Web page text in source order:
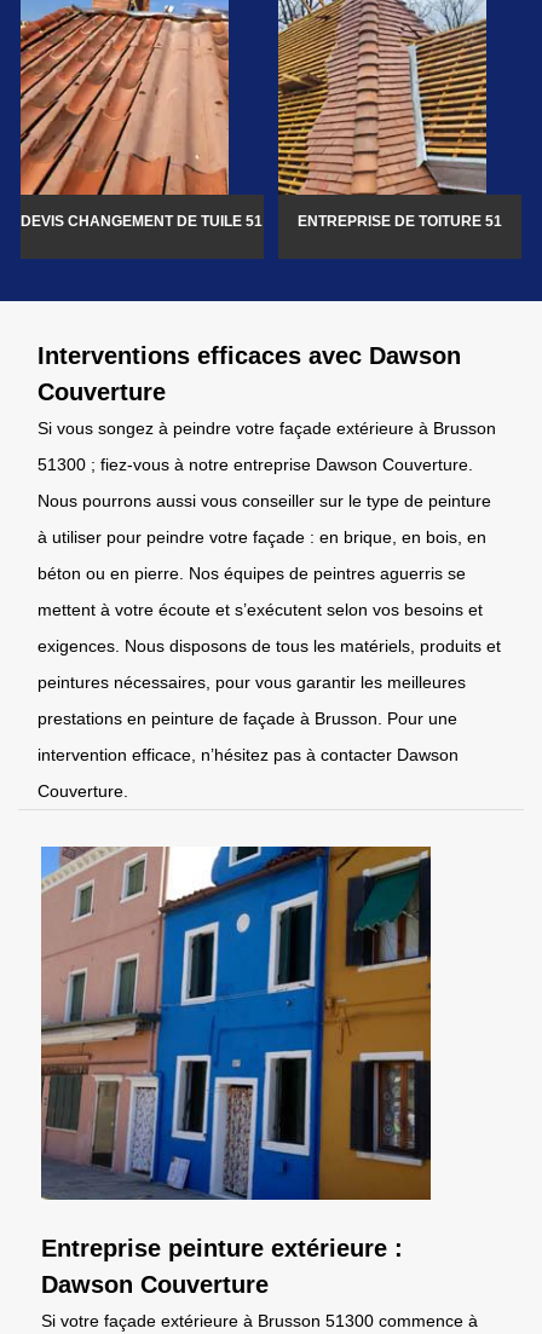
DEVIS CHANGEMENT DE TUILE 51 ENTREPRISE DE TOITURE 51
Interventions efficaces avec Dawson
Couverture
Si vous songez à peindre votre façade extérieure à Brusson
51300 ; fiez-vous à notre entreprise Dawson Couverture.
Nous pourrons aussi vous conseiller sur le type de peinture
à utiliser pour peindre votre façade : en brique, en bois, en
béton ou en pierre. Nos équipes de peintres aguerris se
mettent à votre écoute et s’exécutent selon vos besoins et
exigences. Nous disposons de tous les matériels, produits et
peintures nécessaires, pour vous garantir les meilleures
prestations en peinture de façade à Brusson. Pour une
intervention efficace, n’hésitez pas à contacter Dawson
Couverture.
Entreprise peinture extérieure :
Dawson Couverture
Si votre façade extérieure à Brusson 51300 commence à